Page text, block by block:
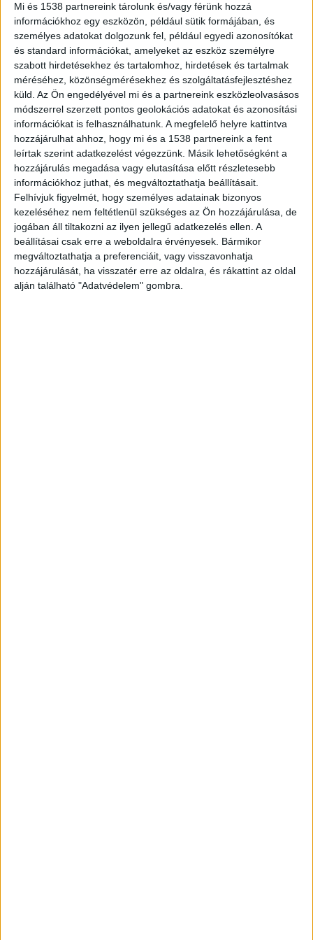
Mi és 1538 partnereink tárolunk és/vagy férünk hozzá
információkhoz egy eszközön, például sütik formájában, és
személyes adatokat dolgozunk fel, például egyedi azonosítókat
és standard információkat, amelyeket az eszköz személyre
szabott hirdetésekhez és tartalomhoz, hirdetések és tartalmak
méréséhez, közönségmérésekhez és szolgáltatásfejlesztéshez
küld. Az Ön engedélyével mi és a partnereink eszközleolvasásos
módszerrel szerzett pontos geolokációs adatokat és azonosítási
információkat is felhasználhatunk. A megfelelő helyre kattintva
hozzájárulhat ahhoz, hogy mi és a 1538 partnereink a fent
leírtak szerint adatkezelést végezzünk. Másik lehetőségként a
hozzájárulás megadása vagy elutasítása előtt részletesebb
információkhoz juthat, és megváltoztathatja beállításait.
Felhívjuk figyelmét, hogy személyes adatainak bizonyos
kezeléséhez nem feltétlenül szükséges az Ön hozzájárulása, de
jogában áll tiltakozni az ilyen jellegű adatkezelés ellen. A
beállításai csak erre a weboldalra érvényesek. Bármikor
megváltoztathatja a preferenciáit, vagy visszavonhatja
hozzájárulását, ha visszatér erre az oldalra, és rákattint az oldal
alján található "Adatvédelem" gombra.
énekesnő férje volt. 2018 szeptemberében
házasodtak össze, mindketten a vitorlázás
szerelmesei. Egy nőknek rendezett
vitorlásversenyen ismerték meg egymást.
’85-ben építette az első hajót
Soponyai Géza 12 éves korában a Csepel SC
evezős szakosztályában kezdte
sportpályafutását, ahol egy életre elköteleződött
a vizes sportok iránt. A 70-es években
surfgyártással, kölcsönzéssel, oktatással
foglalkozott, a windsurf sport élvonalába került,
bajnoki címet is nyert. 1985-ben barátjával